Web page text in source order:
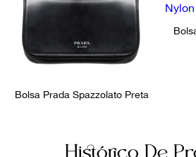
Bolsa Prada Spazzolato Preta